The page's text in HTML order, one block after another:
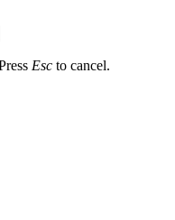
Esc to cancel.